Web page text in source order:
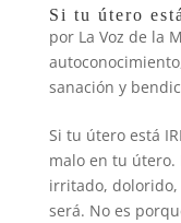
Si tu útero
por La Voz de la
autoconocimiento
sanación y
Si tu útero está
malo en tu
irritado,
será. No es